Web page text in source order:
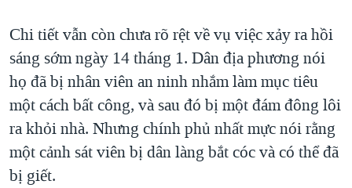
Chi tiết vẫn còn chưa rõ rệt về vụ việc xảy ra hồi
sáng sớm ngày 14 tháng 1. Dân địa phương nói
họ đã bị nhân viên an ninh nhắm làm mục tiêu
một cách bất công, và sau đó bị một đám đông lôi
ra khỏi nhà. Nhưng chính phủ nhất mực nói rằng
một cảnh sát viên bị dân làng bắt cóc và có thể đã
bị giết.